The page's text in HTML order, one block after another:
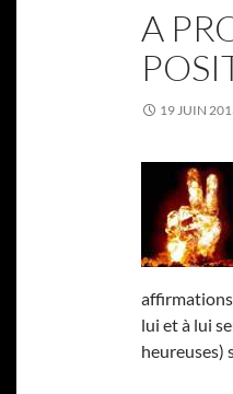
A
19 JUIN
affirmations
lui et à lui
heureuses)